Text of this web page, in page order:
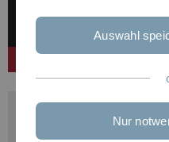
Aufsichtszeiten
lpr <
(für
Auswahl
Nur